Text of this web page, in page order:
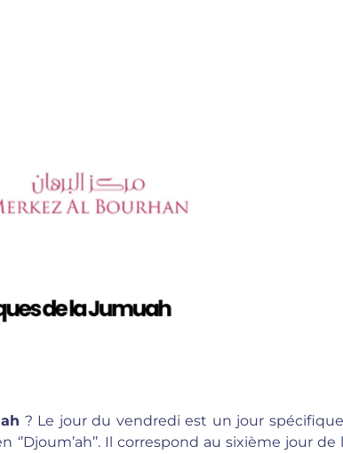
? Le jour du vendredi est un jour
‘’Djoum’ah’’. Il correspond au sixième jour